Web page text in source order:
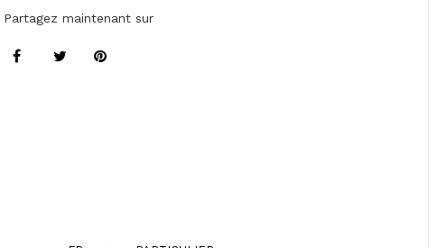
Partagez maintenant sur